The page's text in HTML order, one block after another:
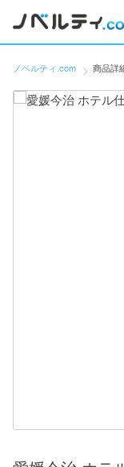
ノベルティ.com 商品詳